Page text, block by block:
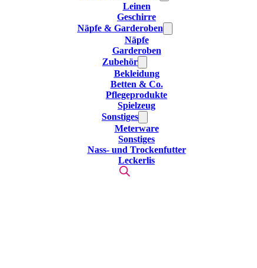
Leinen
Geschirre
Näpfe & Garderoben
Näpfe
Garderoben
Zubehör
Bekleidung
Betten & Co.
Pflegeprodukte
Spielzeug
Sonstiges
Meterware
Sonstiges
Nass- und Trockenfutter
Leckerlis